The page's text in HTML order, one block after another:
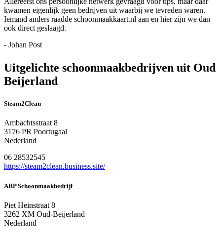
kwamen eigenlijk geen bedrijven uit waarbij we tevreden waren.
Iemand anders raadde schoonmaakkaart.nl aan en hier zijn we dan
ook direct geslaagd.
- Johan Post
Uitgelichte schoonmaakbedrijven uit Oud
Beijerland
Steam2Clean
Ambachtsstraat 8
3176 PR Poortugaal
Nederland
06 28532545
https://steam2clean.business.site/
ARP Schoonmaakbedrijf
Piet Heinstraat 8
3262 XM Oud-Beijerland
Nederland